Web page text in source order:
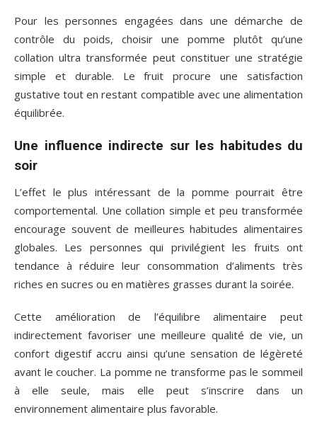
Pour les personnes engagées dans une démarche de
contrôle du poids, choisir une pomme plutôt qu’une
collation ultra transformée peut constituer une stratégie
simple et durable. Le fruit procure une satisfaction
gustative tout en restant compatible avec une alimentation
équilibrée.
Une influence indirecte sur les habitudes du
soir
L’effet le plus intéressant de la pomme pourrait être
comportemental. Une collation simple et peu transformée
encourage souvent de meilleures habitudes alimentaires
globales. Les personnes qui privilégient les fruits ont
tendance à réduire leur consommation d’aliments très
riches en sucres ou en matières grasses durant la soirée.
Cette amélioration de l’équilibre alimentaire peut
indirectement favoriser une meilleure qualité de vie, un
confort digestif accru ainsi qu’une sensation de légèreté
avant le coucher. La pomme ne transforme pas le sommeil
à elle seule, mais elle peut s’inscrire dans un
environnement alimentaire plus favorable.